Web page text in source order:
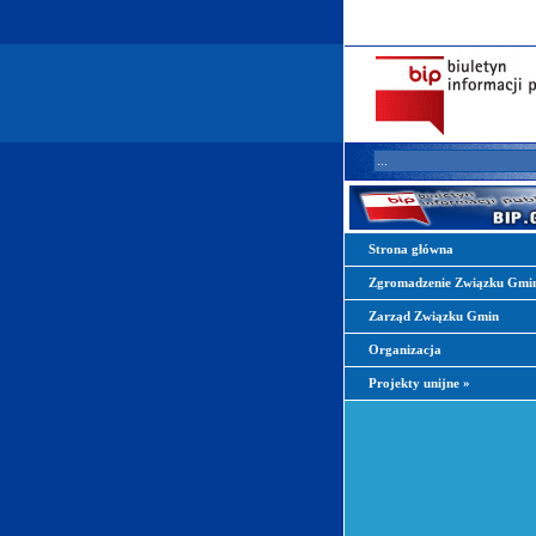
Strona główna
Zgromadzenie Związku
Zarząd Związku Gmin
Organizacja
Projekty unijne »